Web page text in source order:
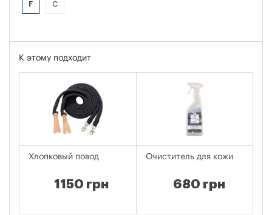
F C
К этому подходит
Хлопковый повод
1150 грн
Очиститель для кожи
680 грн